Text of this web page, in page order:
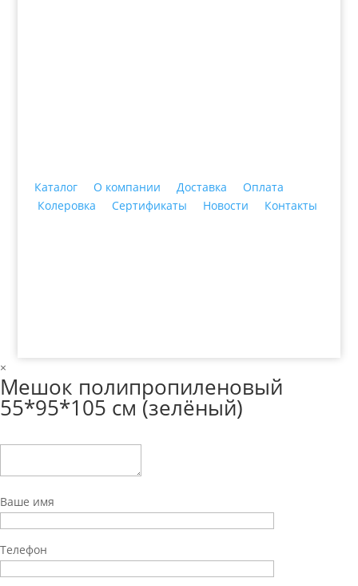
Каталог О компании Доставка
Оплата
Колеровка
Сертификаты Новости Контакты
×
Мешок полипропиленовый
55*95*105 см (зелёный)
Ваше имя
Телефон